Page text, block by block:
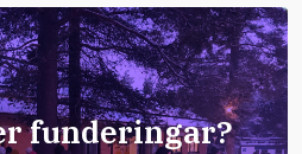
funderingar?